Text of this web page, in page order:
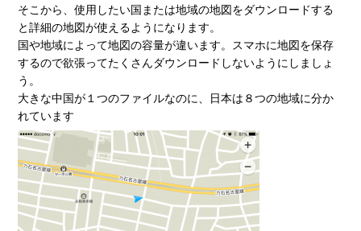
そこから、使用したい国または地域の地図をダウンロードする
と詳細の地図が使えるようになります。
国や地域によって地図の容量が違います。スマホに地図を保存
するので欲張ってたくさんダウンロードしないようにしましょ
う。
大きな中国が１つのファイルなのに、日本は８つの地域に分か
れています